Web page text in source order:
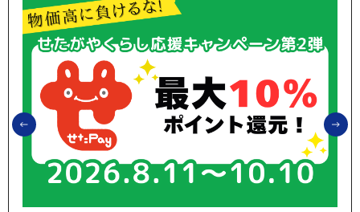
前のスライドを表示